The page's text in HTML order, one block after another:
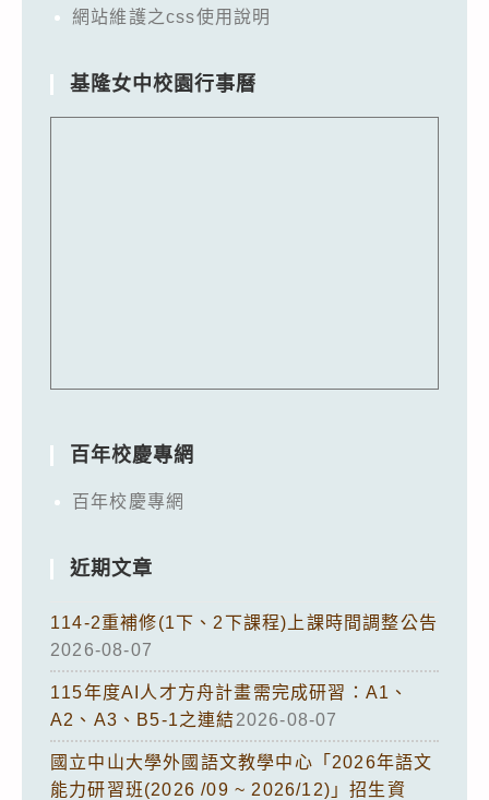
網站維護之css使用說明
基隆女中校園行事曆
百年校慶專網
百年校慶專網
近期文章
114-2重補修(1下、2下課程)上課時間調整公告
2026-08-07
115年度AI人才方舟計畫需完成研習：A1、
A2、A3、B5-1之連結2026-08-07
國立中山大學外國語文教學中心「2026年語文
能力研習班(2026 /09 ~ 2026/12)」招生資